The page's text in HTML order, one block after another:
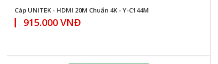
Cáp UNITEK - HDMI 20M Chuẩn 4K - Y-C144M
915.000 VNĐ